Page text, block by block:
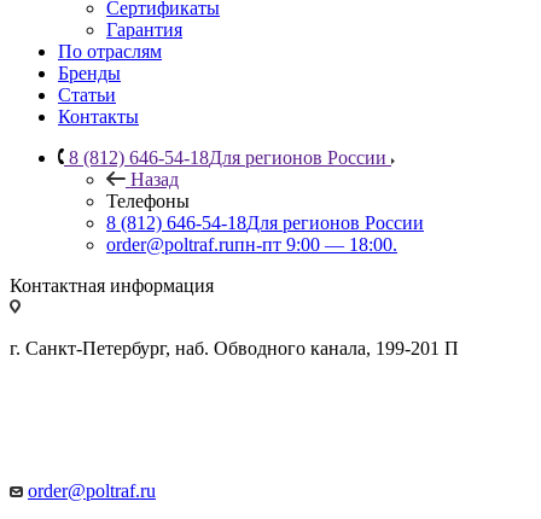
Сертификаты
Гарантия
По отраслям
Бренды
Статьи
Контакты
8 (812) 646-54-18Для регионов России
Назад
Телефоны
8 (812) 646-54-18Для регионов России
order@poltraf.ruпн-пт 9:00 — 18:00.
Контактная информация
г. Санкт-Петербург, наб. Обводного канала, 199-201 П
order@poltraf.ru